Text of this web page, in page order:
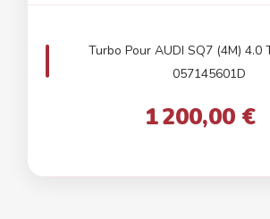
Turbo Pour AUDI SQ7 (4M) 4.0
057145601D
1 200,00 €